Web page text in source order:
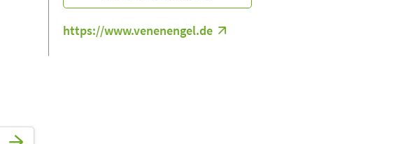
https://www.venenengel.de